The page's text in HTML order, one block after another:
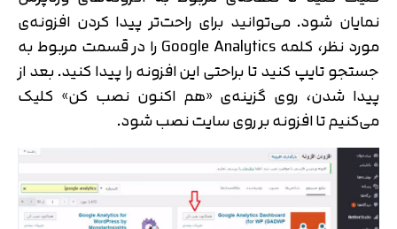
نمایان شود. می‌توانید برای راحت‌تر پیدا کردن افزونه‌ی
مورد نظر، کلمه Google Analytics را در قسمت مربوط به
جستجو تایپ کنید تا براحتی این افزونه را پیدا کنید. بعد از
پیدا شدن، روی گزینه‌ی «هم اکنون نصب کن» کلیک
می‌کنیم تا افزونه بر روی سایت نصب شود.